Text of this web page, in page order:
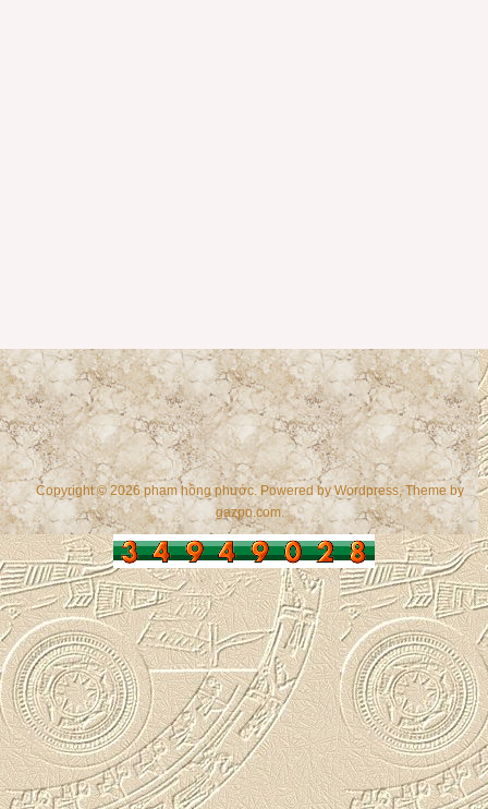
Copyright © 2026 phạm hồng phước. Powered byWordpress, Theme by
gazpo.com.